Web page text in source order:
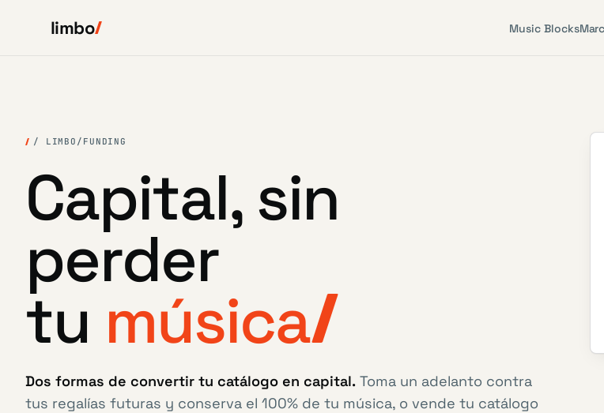
limbo Music Blocks
/ LIMBO / FUNDING
Capital, sin
perder
tu música
Dos formas de convertir tu catálogo en capital. Toma un adelanto contra
tus regalías futuras y conserva el 100% de tu música, o vende tu catálogo